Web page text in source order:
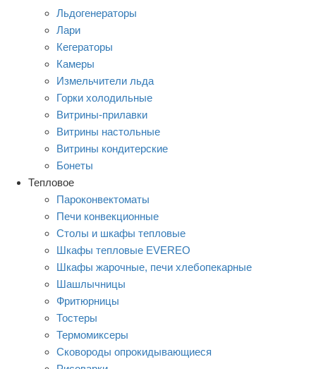
Льдогенераторы
Лари
Кегераторы
Камеры
Измельчители льда
Горки холодильные
Витрины-прилавки
Витрины настольные
Витрины кондитерские
Бонеты
Тепловое
Пароконвектоматы
Печи конвекционные
Столы и шкафы тепловые
Шкафы тепловые EVEREO
Шкафы жарочные, печи хлебопекарные
Шашлычницы
Фритюрницы
Тостеры
Термомиксеры
Сковороды опрокидывающиеся